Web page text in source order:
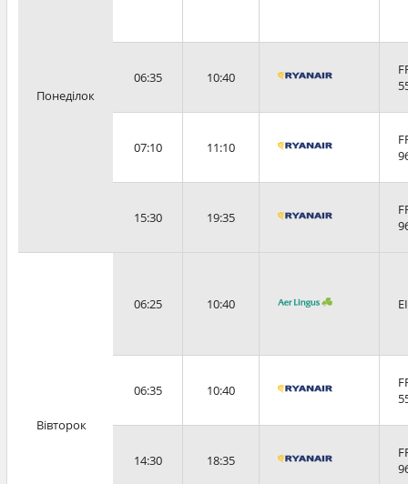
Понеділок
06:35 10:40
07:10 11:10
15:30 19:35
Вівторок
06:25 10:40
06:35 10:40
14:30 18:35